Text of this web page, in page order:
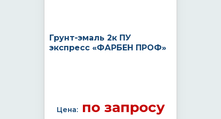
Грунт-эмаль 2к ПУ
экспресс «ФАРБЕН ПРОФ»
Цена:по запросу